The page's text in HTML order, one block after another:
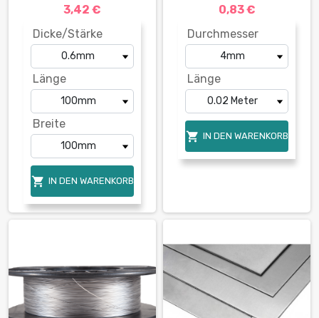
3,42 €
Dicke/Stärke
Länge
Breite
 IN DEN WARENKORB
0,83 €
Durchmesser
Länge
 IN DEN WARENKORB